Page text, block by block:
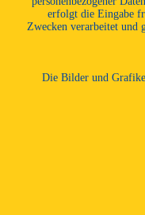
erfolgt die Eingabe
Zwecken verarbeitet und
Die Bilder und